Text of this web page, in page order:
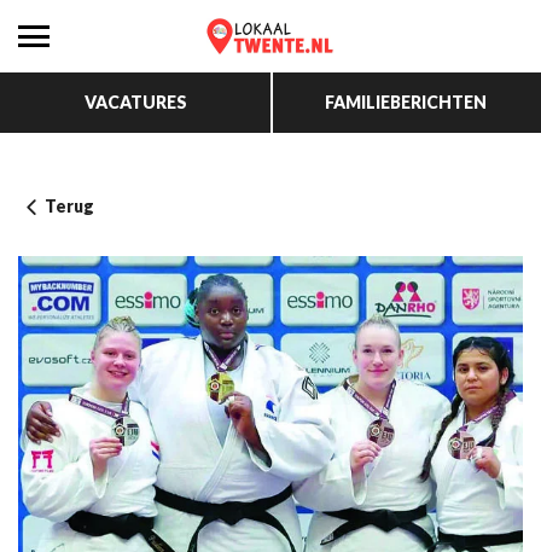
VACATURES FAMILIEBERICHTEN
Terug